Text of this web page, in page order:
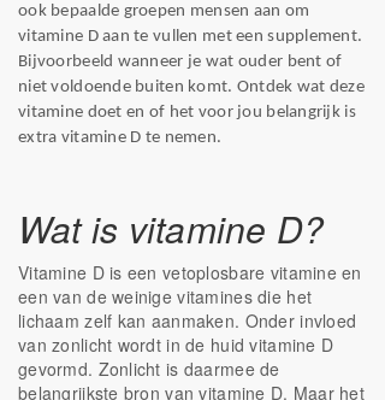
ook bepaalde groepen mensen aan om
vitamine D aan te vullen met een supplement.
Bijvoorbeeld wanneer je wat ouder bent of
niet voldoende buiten komt. Ontdek wat deze
vitamine doet en of het voor jou belangrijk is
extra vitamine D te nemen.
Wat is vitamine D?
Vitamine D is een vetoplosbare vitamine en
een van de weinige vitamines die het
lichaam zelf kan aanmaken. Onder invloed
van zonlicht wordt in de huid vitamine D
gevormd. Zonlicht is daarmee de
belangrijkste bron van vitamine D. Maar het